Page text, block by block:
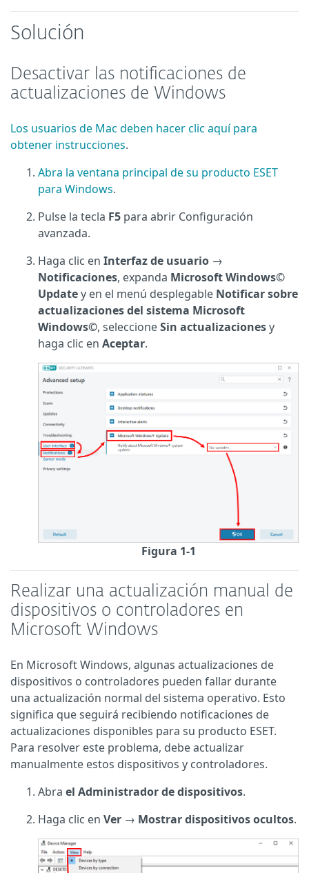
Solución
Desactivar las notificaciones de
actualizaciones de Windows
Los usuarios de Mac deben hacer clic aquí para
obtener instrucciones.
Abra la ventana principal de su producto ESET
para Windows.
Pulse la tecla F5 para abrir Configuración
avanzada.
Haga clic en Interfaz de usuario →
Notificaciones, expanda Microsoft Windows©
Updatey en el menú desplegable Notificar sobre
actualizaciones del sistema Microsoft
Windows©, seleccioneSin actualizacionesy
haga clic en Aceptar.
Figura 1-1
Realizar una actualización manual de
dispositivos o controladores en
Microsoft Windows
En Microsoft Windows, algunas actualizaciones de
dispositivos o controladores pueden fallar durante
una actualización normal del sistema operativo. Esto
significa que seguirá recibiendo notificaciones de
actualizaciones disponibles para su producto ESET.
Para resolver este problema, debe actualizar
manualmente estos dispositivos y controladores.
Abra el Administrador de dispositivos.
Haga clic en Ver → Mostrar dispositivos ocultos.